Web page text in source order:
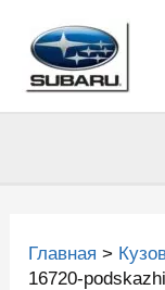
содержимому
Главная
16720-